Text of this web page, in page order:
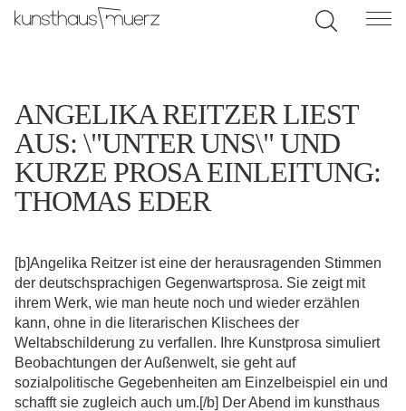
ANGELIKA REITZER LIEST
AUS: \"UNTER UNS\" UND
KURZE PROSA EINLEITUNG:
THOMAS EDER
[b]Angelika Reitzer ist eine der herausragenden Stimmen
der deutschsprachigen Gegenwartsprosa. Sie zeigt mit
ihrem Werk, wie man heute noch und wieder erzählen
kann, ohne in die literarischen Klischees der
Weltabschilderung zu verfallen. Ihre Kunstprosa simuliert
Beobachtungen der Außenwelt, sie geht auf
sozialpolitische Gegebenheiten am Einzelbeispiel ein und
schafft sie zugleich auch um.[/b] Der Abend im kunsthaus